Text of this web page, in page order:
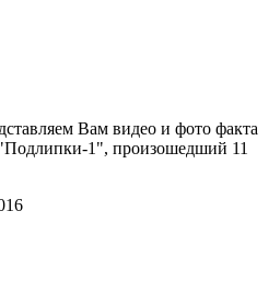
Вам видео и фото факта
1", произошедший 11